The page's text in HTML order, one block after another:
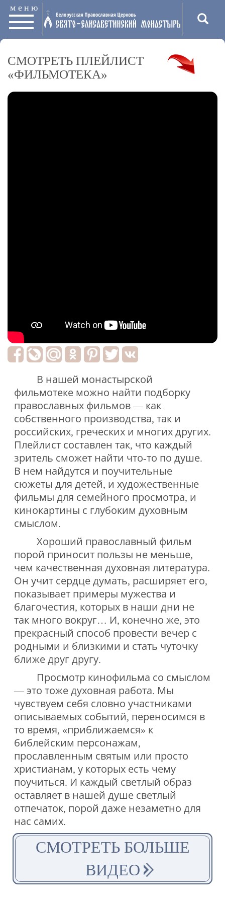
меню
СМОТРЕТЬ ПЛЕЙЛИСТ
«ФИЛЬМОТЕКА»
В нашей монастырской
фильмотеке можно найти подборку
православных фильмов — как
собственного производства, так и
российских, греческих и многих других.
Плейлист составлен так, что каждый
зритель сможет найти что-то по душе.
В нем найдутся и поучительные
сюжеты для детей, и художественные
фильмы для семейного просмотра, и
кинокартины с глубоким духовным
смыслом.
Хороший православный фильм
порой приносит пользы не меньше,
чем качественная духовная литература.
Он учит сердце думать, расширяет его,
показывает примеры мужества и
благочестия, которых в наши дни не
так много вокруг… И, конечно же, это
прекрасный способ провести вечер с
родными и близкими и стать чуточку
ближе друг другу.
Просмотр кинофильма со смыслом
— это тоже духовная работа. Мы
чувствуем себя словно участниками
описываемых событий, переносимся в
то время, «приближаемся» к
библейским персонажам,
прославленным святым или просто
христианам, у которых есть чему
поучиться. И каждый светлый образ
оставляет в нашей душе светлый
отпечаток, порой даже незаметно для
нас самих.
СМОТРЕТЬ БОЛЬШЕ
ВИДЕО